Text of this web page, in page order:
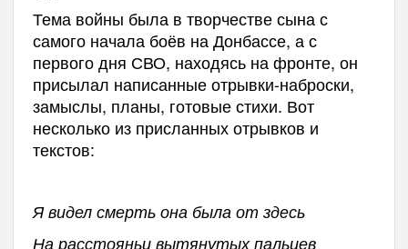
Тема войны была в творчестве сына с
самого начала боёв на Донбассе, а с
первого дня СВО, находясь на фронте, он
присылал написанные отрывки-наброски,
замыслы, планы, готовые стихи. Вот
несколько из присланных отрывков и
текстов:
Я видел смерть она была от здесь
На расстояньи вытянутых пальцев